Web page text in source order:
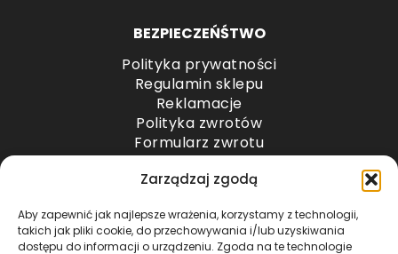
Zarządzaj zgodą
Aby zapewnić jak najlepsze wrażenia, korzystamy z technologii,
takich jak pliki cookie, do przechowywania i/lub uzyskiwania
dostępu do informacji o urządzeniu. Zgoda na te technologie
BEZPIECZEŃŚTWO
Polityka prywatności
Regulamin sklepu
Reklamacje
Polityka zwrotów
Formularz zwrotu
Odstąpienie od umowy
Odstąpienie od umowy – przesyłki paletowe
METODY PŁATNOŚCI